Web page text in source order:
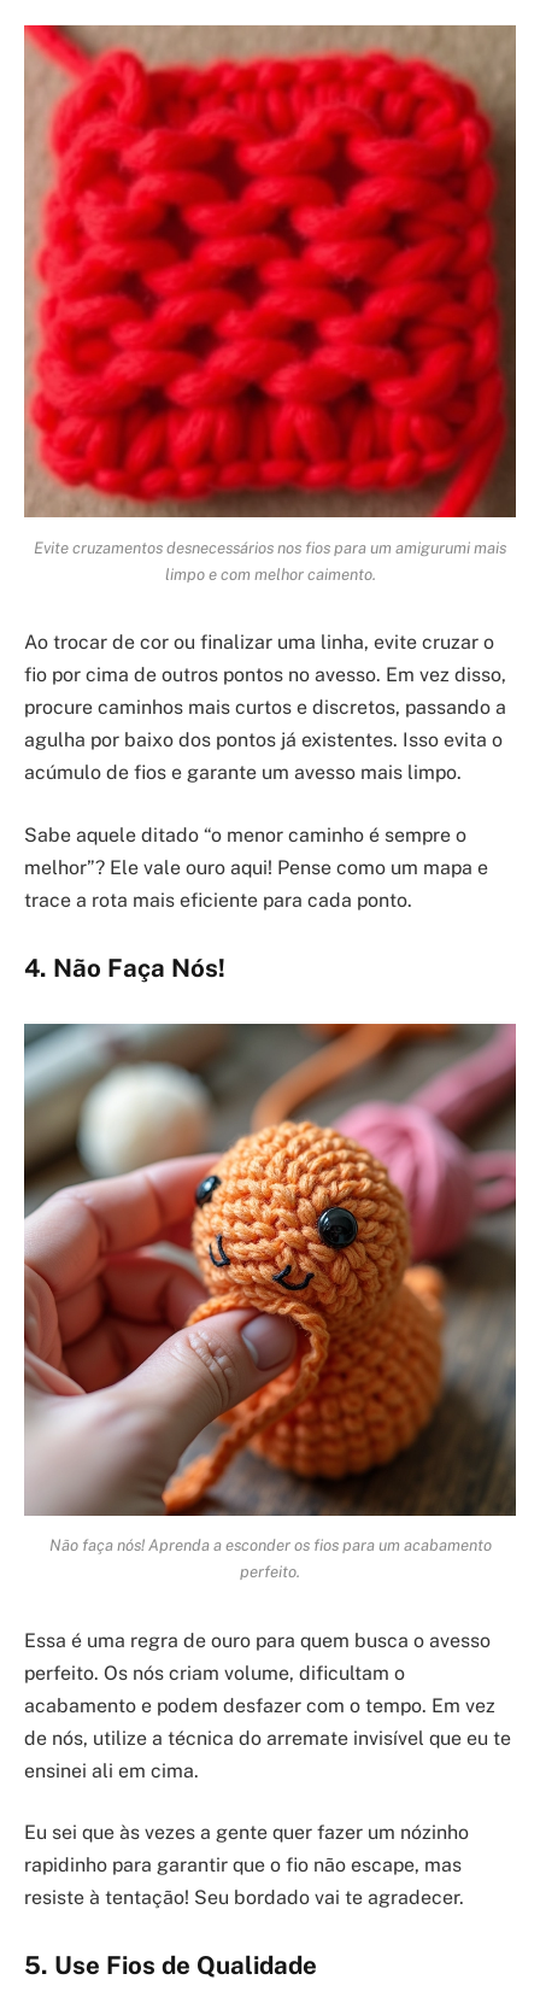
Evite cruzamentos desnecessários nos fios para um amigurumi mais
limpo e com melhor caimento.
Ao trocar de cor ou finalizar uma linha, evite cruzar o
fio por cima de outros pontos no avesso. Em vez disso,
procure caminhos mais curtos e discretos, passando a
agulha por baixo dos pontos já existentes. Isso evita o
acúmulo de fios e garante um avesso mais limpo.
Sabe aquele ditado “o menor caminho é sempre o
melhor”? Ele vale ouro aqui! Pense como um mapa e
trace a rota mais eficiente para cada ponto.
4. Não Faça Nós!
Não faça nós! Aprenda a esconder os fios para um acabamento
perfeito.
Essa é uma regra de ouro para quem busca o avesso
perfeito. Os nós criam volume, dificultam o
acabamento e podem desfazer com o tempo. Em vez
de nós, utilize a técnica do arremate invisível que eu te
ensinei ali em cima.
Eu sei que às vezes a gente quer fazer um nózinho
rapidinho para garantir que o fio não escape, mas
resiste à tentação! Seu bordado vai te agradecer.
5. Use Fios de Qualidade